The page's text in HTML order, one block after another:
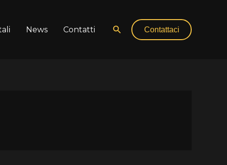
News Contatti Cerca Contattaci